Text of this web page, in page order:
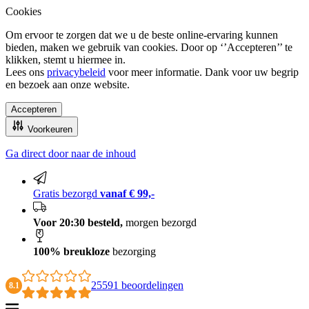
Cookies
Om ervoor te zorgen dat we u de beste online-ervaring kunnen
bieden, maken we gebruik van cookies. Door op ‘’Accepteren’’ te
klikken, stemt u hiermee in.
Lees ons privacybeleid voor meer informatie. Dank voor uw begrip
en bezoek aan onze website.
Accepteren
Voorkeuren
100% breukloze bezorging
Ga direct door naar de inhoud
Gratis bezorgd vanaf € 99,-
Voor 20:30 besteld, morgen bezorgd
100% breukloze bezorging
8.1 25591 beoordelingen